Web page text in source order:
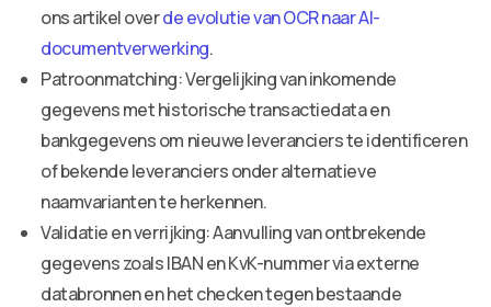
ons artikel overde evolutie van OCR naar AI-
documentverwerking.
Patroonmatching: Vergelijking van inkomende
gegevens met historische transactiedata en
bankgegevens om nieuwe leveranciers te identificeren
of bekende leveranciers onder alternatieve
naamvarianten te herkennen.
Validatie en verrijking: Aanvulling van ontbrekende
gegevens zoals IBAN en KvK-nummer via externe
databronnen en het checken tegen bestaande